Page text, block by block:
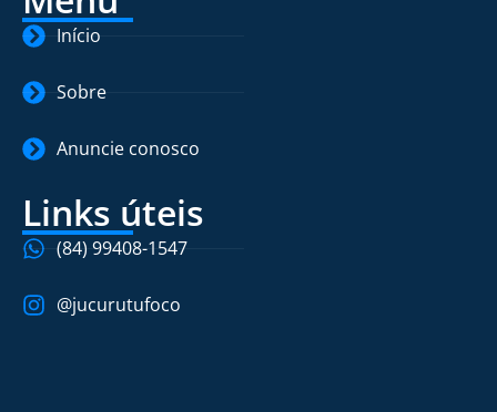
Início
Sobre
Anuncie conosco
Links úteis
(84) 99408-1547
@jucurutufoco